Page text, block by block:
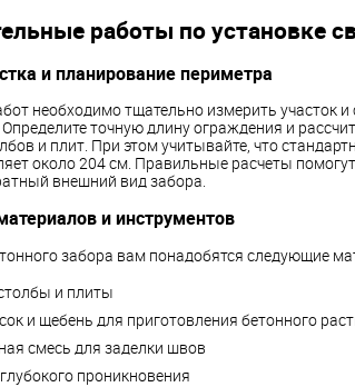
работы по установке
и планирование периметра
необходимо тщательно измерить участок
точную длину ограждения и
и плит. При этом учитывайте, что
около 204 см. Правильные расчеты
внешний вид забора.
и инструментов
забора вам понадобятся следующие
и плиты
и щебень для приготовления бетонного
смесь для заделки швов
проникновения